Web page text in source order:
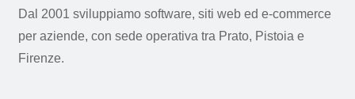
Dal 2001 sviluppiamo software, siti web ed e-commerce
per aziende, con sede operativa tra Prato, Pistoia e
Firenze.